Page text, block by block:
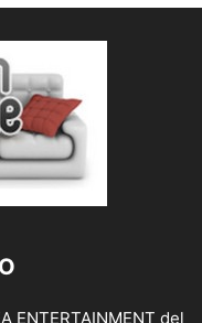
ENTERTAINMENT del